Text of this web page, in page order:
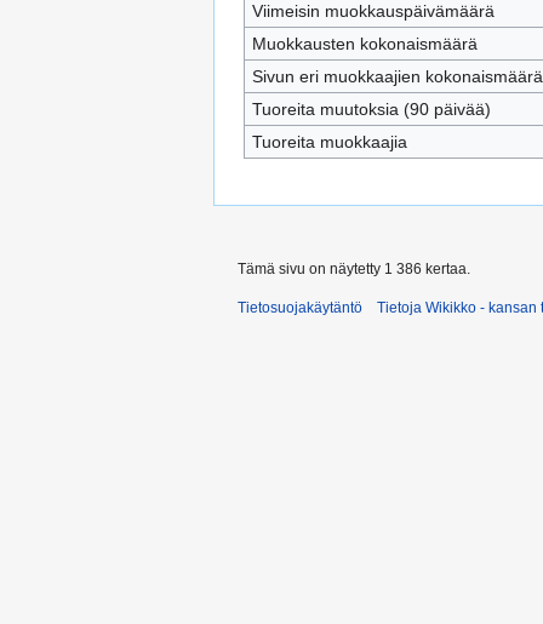
Viimeisin muokkauspäivämäärä
Muokkausten kokonaismäärä
Sivun eri muokkaajien kokonaismäärä
Tuoreita muutoksia (90 päivää)
Tuoreita muokkaajia
Tämä sivu on näytetty 1 386 kertaa.
Tietosuojakäytäntö Tietoja Wikikko - kansan